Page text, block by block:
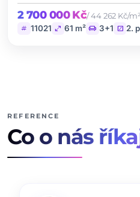
2 700 000 Kč/ 44 262 Kč/m²
tag 11021 open_in_full 61 m² chair 3+1 stairs 2.
REFERENCE
Co o nás